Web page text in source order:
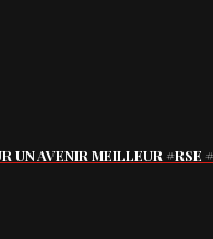
UN AVENIR MEILLEUR